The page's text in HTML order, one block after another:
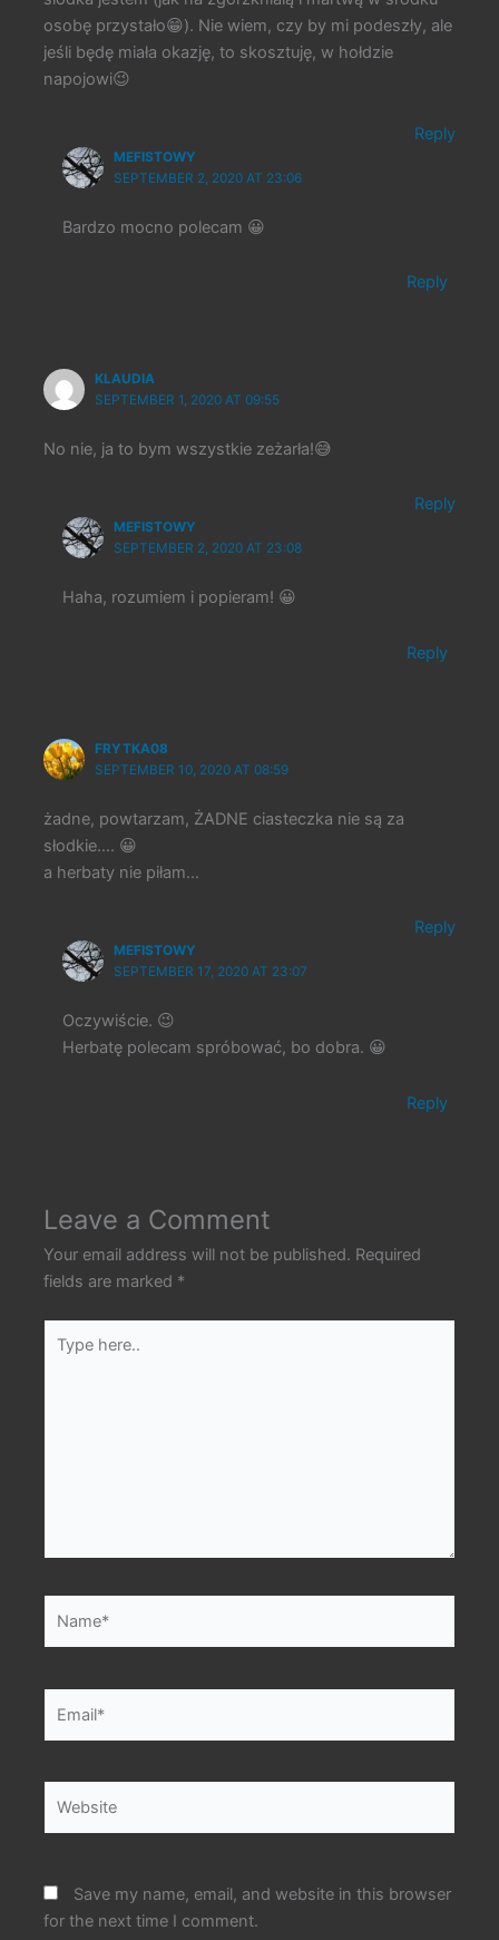
osobę przystało😁). Nie wiem, czy by mi podeszły, ale
jeśli będę miała okazję, to skosztuję, w hołdzie
napojowi😉
Reply
MEFISTOWY
SEPTEMBER 2, 2020 AT 23:06
Bardzo mocno polecam 😀
Reply
KLAUDIA
SEPTEMBER 1, 2020 AT 09:55
No nie, ja to bym wszystkie zeżarła!😅
Reply
MEFISTOWY
SEPTEMBER 2, 2020 AT 23:08
Haha, rozumiem i popieram! 😀
Reply
FRYTKA08
SEPTEMBER 10, 2020 AT 08:59
żadne, powtarzam, ŻADNE ciasteczka nie są za
słodkie…. 😀
a herbaty nie piłam…
Reply
MEFISTOWY
SEPTEMBER 17, 2020 AT 23:07
Oczywiście. 😉
Herbatę polecam spróbować, bo dobra. 😀
Reply
Leave a Comment
Your email address will not be published. Required
fields are marked *
here..
Save my name, email, and website in this browser
for the next time I comment.